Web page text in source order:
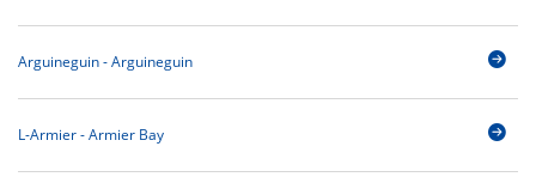
Arguineguin - Arguineguin
L-Armier - Armier Bay